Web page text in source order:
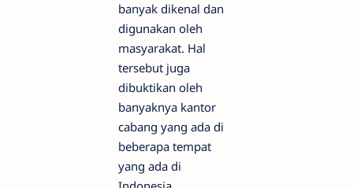
banyak dikenal dan
digunakan oleh
masyarakat. Hal
tersebut juga
dibuktikan oleh
banyaknya kantor
cabang yang ada di
beberapa tempat
yang ada di